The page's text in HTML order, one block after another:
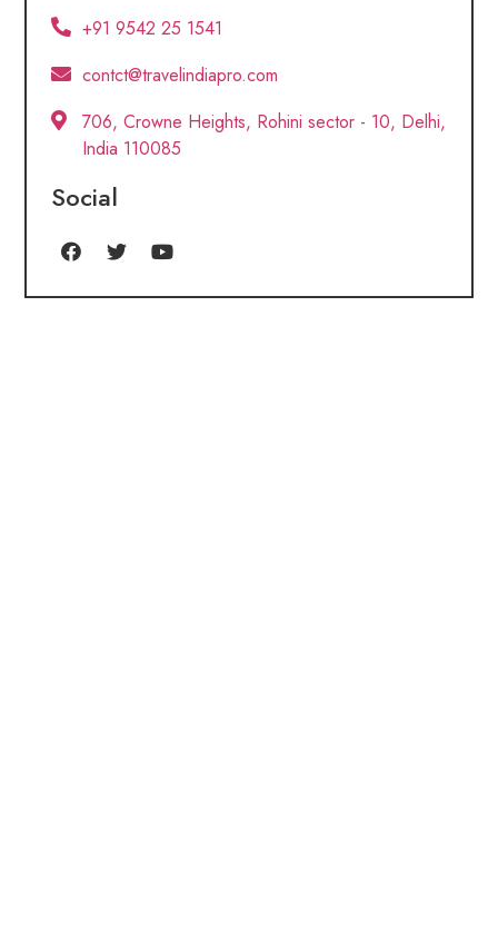
+91 9542 25 1541
contct@travelindiapro.com
706, Crowne Heights, Rohini sector - 10, Delhi,
India 110085
Social